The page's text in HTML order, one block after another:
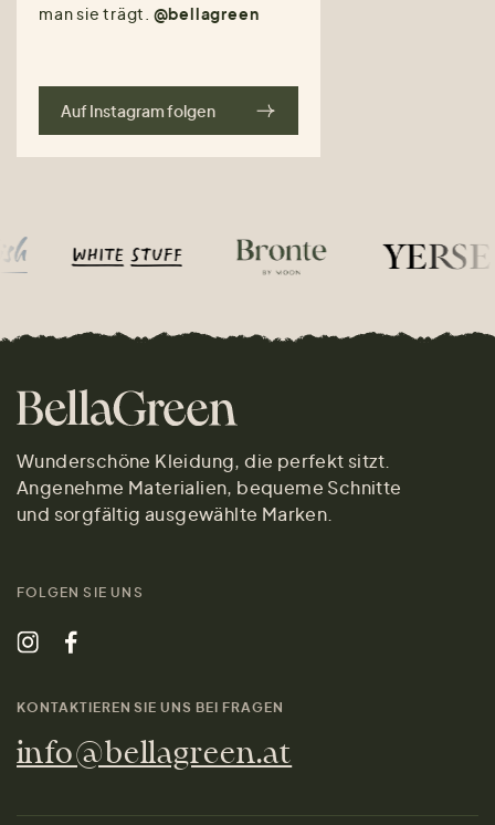
man sie trägt. @bellagreen
Auf Instagram folgen
Wunderschöne Kleidung, die perfekt sitzt.
Angenehme Materialien, bequeme Schnitte
und sorgfältig ausgewählte Marken.
FOLGEN SIE UNS
KONTAKTIEREN SIE UNS BEI FRAGEN
info@bellagreen.at